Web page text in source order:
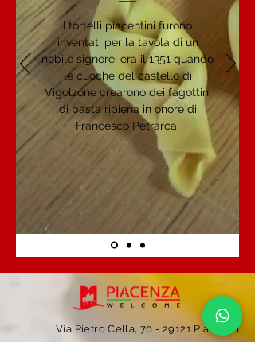
I tortelli piacentini furono
inventati per la tavola di un
nobile signore: era il 1351 quando
le cuoche del castello di
Vigolzone crearono dei fagottini
di pasta ripiena in onore di
Francesco Petrarca.
Via Pietro Cella, 70 - 29121 Piacenza